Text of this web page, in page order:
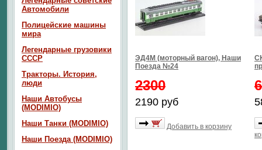
ЭД4М (моторный вагон), Наши
Поезда №24
2300
2190 руб
Добавить в корзину
Автомобили
Полицейские машины
мира
Легендарные грузовики
СССР
Тракторы. История,
люди
Наши Автобусы
(MODIMIO)
Наши Танки (MODIMIO)
Наши Поезда (MODIMIO)